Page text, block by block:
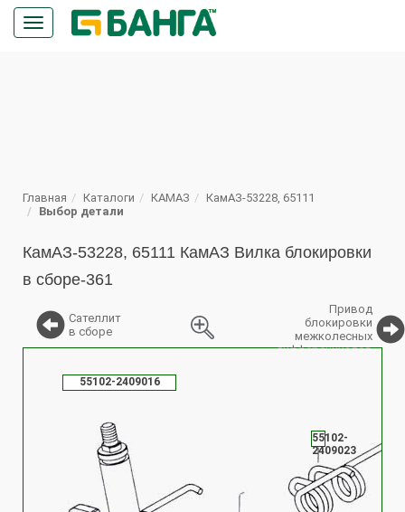
Кнопка
меню
Главная Каталоги КАМАЗ
КамАЗ-53228, 65111
Выбор детали
КамАЗ-53228, 65111 КамАЗ Вилка блокировки
в сборе-361
Сателлит
в сборе
Привод
блокировки
межколесных
дифференциалов
55102-2409016
55102-
2409023